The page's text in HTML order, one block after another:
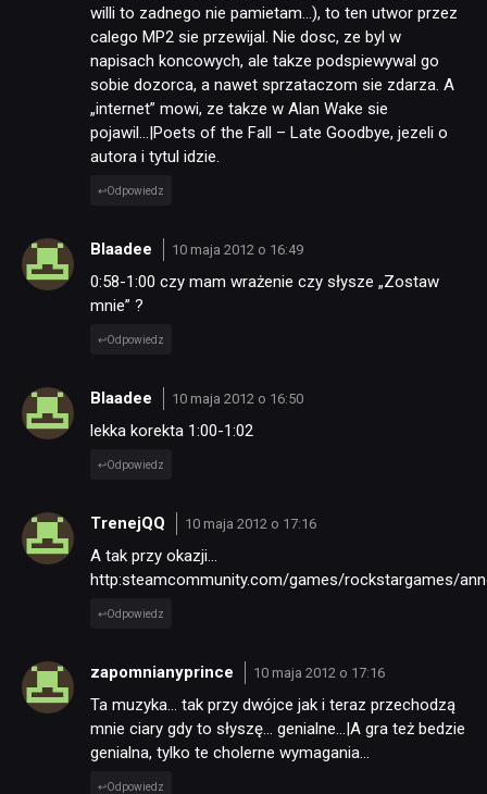
willi to zadnego nie pamietam…), to ten utwor przez
calego MP2 sie przewijal. Nie dosc, ze byl w
napisach koncowych, ale takze podspiewywal go
sobie dozorca, a nawet sprzataczom sie zdarza. A
„internet” mowi, ze takze w Alan Wake sie
pojawil…|Poets of the Fall – Late Goodbye, jezeli o
autora i tytul idzie.
Odpowiedz
Blaadee 10 maja 2012 o 16:49
0:58-1:00 czy mam wrażenie czy słysze „Zostaw
mnie” ?
Odpowiedz
Blaadee 10 maja 2012 o 16:50
lekka korekta 1:00-1:02
Odpowiedz
TrenejQQ 10 maja 2012 o 17:16
A tak przy okazji…
http:steamcommunity.com/games/rockstargames/
Odpowiedz
zapomnianyprince 10 maja 2012 o 17:16
Ta muzyka… tak przy dwójce jak i teraz przechodzą
mnie ciary gdy to słyszę… genialne…|A gra też bedzie
genialna, tylko te cholerne wymagania…
Odpowiedz